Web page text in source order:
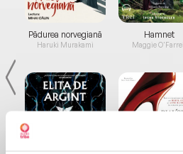
Pădurea norvegiană
Haruki Murakami
Hamnet
Maggie O'Farrell